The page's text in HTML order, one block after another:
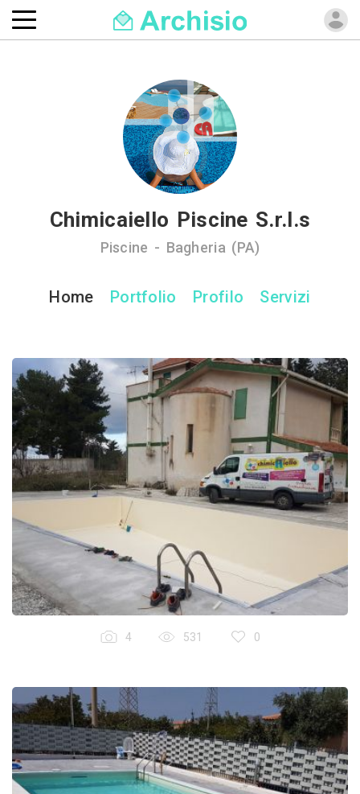
Chimicaiello Piscine S.r.l.s
Piscine - Bagheria (PA)
Home Portfolio Profilo Servizi
4 531 0